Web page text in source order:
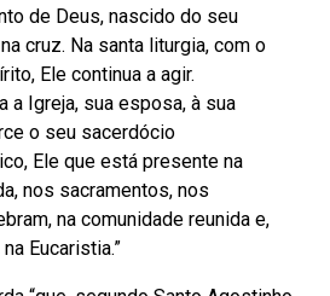
de Deus, nascido do seu
cruz. Na santa liturgia, com o
Ele continua a agir.
a Igreja, sua esposa, à sua
o seu sacerdócio
Ele que está presente na
nos sacramentos, nos
na comunidade reunida e,
Eucaristia.”